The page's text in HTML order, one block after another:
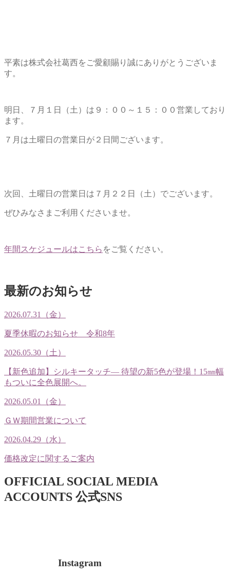
平素は株式会社葛西をご愛顧賜り誠にありがとうございま
す。
明日、７月１日（土）は９：００～１５：００営業しており
ます。
７月は土曜日の営業日が２日間ございます。
次回、土曜日の営業日は７月２２日（土）でございます。
ぜひみなさまご利用くださいませ。
年間スケジュールはこちら をご覧ください。
最新のお知らせ
2026.07.31（金）
夏季休暇のお知らせ 令和8年
2026.05.30（土）
【新色追加】シルキータッチ— 待望の新5色が登場！15㎜幅
もついに全色展開へ。
2026.05.01（金）
ＧＷ期間営業について
2026.04.29（水）
価格改定に関するご案内
OFFICIAL SOCIAL MEDIA
ACCOUNTS 公式SNS
Instagram